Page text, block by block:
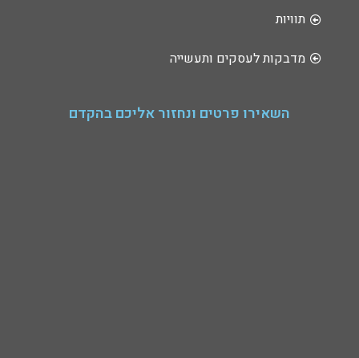
תוויות
מדבקות לעסקים ותעשייה
השאירו פרטים ונחזור אליכם בהקדם